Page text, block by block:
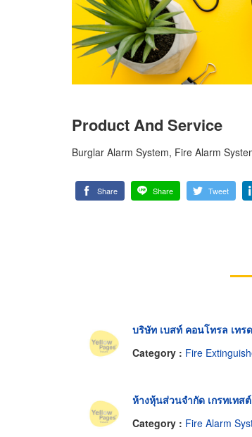
Product And Service
Burglar Alarm System, Fire Alarm
Share Share Tweet
บริษัท เบสท์ คอนโทรล เทร
Category : Fire
ห้างหุ้นส่วนจำกัด เกรทเทส
Category : Fire Alarm